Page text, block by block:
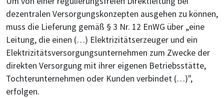
dezentralen Versorgungskonzepten ausgehen zu können,
muss die Lieferung gemäß § 3 Nr. 12 EnWG über „eine
Leitung, die einen (…) Elektrizitätserzeuger und ein
Elektrizitätsversorgungsunternehmen zum Zwecke der
direkten Versorgung mit ihrer eigenen Betriebsstätte,
Tochterunternehmen oder Kunden verbindet (…)",
erfolgen.